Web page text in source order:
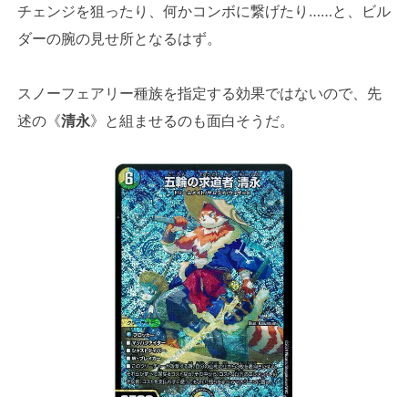
チェンジを狙ったり、何かコンボに繋げたり……と、ビル
ダーの腕の見せ所となるはず。
スノーフェアリー種族を指定する効果ではないので、先
述の《清永》と組ませるのも面白そうだ。